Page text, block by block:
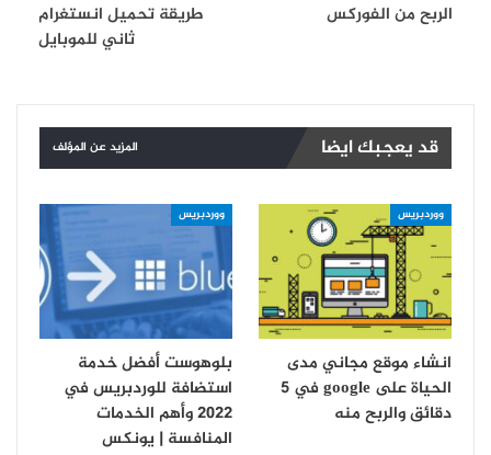
الربح من الفوركس
طريقة تحميل انستغرام
ثاني للموبايل
قد يعجبك ايضا المزيد عن المؤلف
ووردبريس
انشاء موقع مجاني مدى
الحياة على google في 5
دقائق والربح منه
ووردبريس
بلوهوست أفضل خدمة
استضافة للوردبريس في
2022 وأهم الخدمات
المنافسة | يونكس